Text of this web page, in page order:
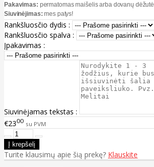
Pakavimas: permatomas maišelis arba dovanų dėžutė
Siuvinėjimas: mes patys!
Rankšluosčio dydis :
Rankšluosčio spalva :
Įpakavimas :
Siuvinėjamas tekstas :
€2300 su PVM
Turite klausimų apie šią prekę? Klauskite